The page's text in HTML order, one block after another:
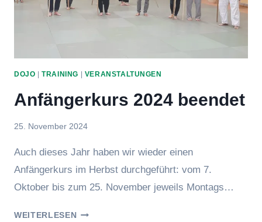
DOJO |TRAINING | VERANSTALTUNGEN
Anfängerkurs 2024 beendet
Von
25. November 2024
Auch dieses Jahr haben wir wieder einen
Anfängerkurs im Herbst durchgeführt: vom 7.
Oktober bis zum 25. November jeweils Montags…
WEITERLESENANFÄNGERKURS